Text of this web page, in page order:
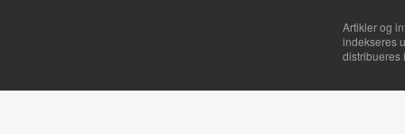
Artikler og
indekseres
distribueres